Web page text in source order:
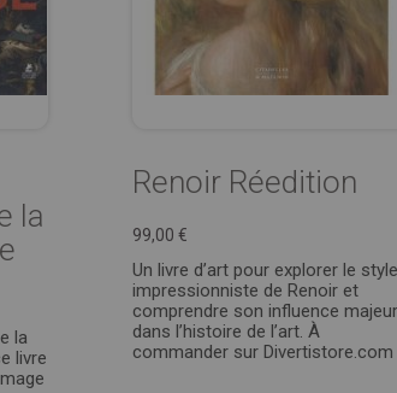
la
la
livre
Renoir Réedition
99,00 €
Un livre d’art pour explorer le style
impressionniste de Renoir et
comprendre son influence
dans l’histoire de l’art. À
commander sur Divertistore.com